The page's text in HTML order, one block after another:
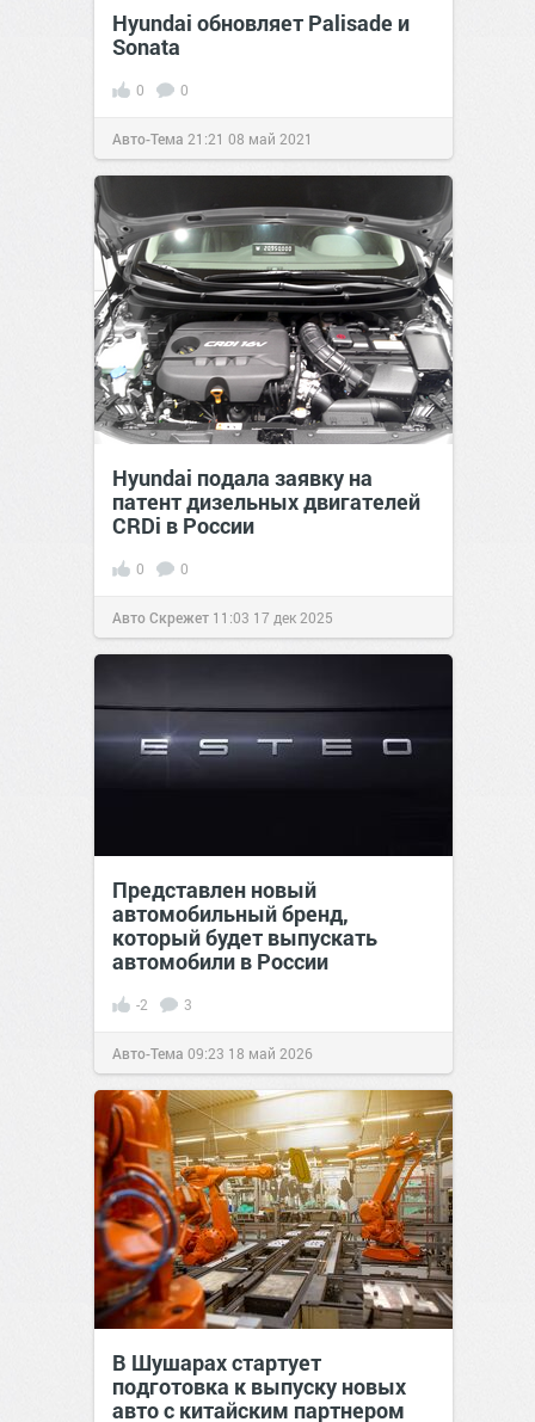
Hyundai обновляет Palisade и
Sonata
0 0
Авто-Тема 21:21 08 май 2021
Hyundai подала заявку на
патент дизельных двигателей
CRDi в России
0 0
Авто Скрежет 11:03 17 дек 2025
Представлен новый
автомобильный бренд,
который будет выпускать
автомобили в России
-2 3
Авто-Тема 09:23 18 май 2026
В Шушарах стартует
подготовка к выпуску новых
авто с китайским партнером